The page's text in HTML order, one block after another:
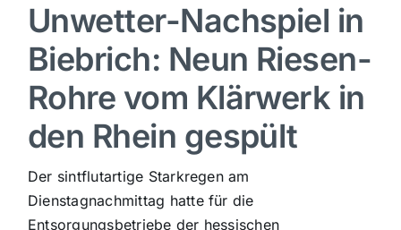
Politik
Wirtschaft
Sport
Kultur
Unwetter-Nachspiel in
Biebrich: Neun Riesen-
Rohre vom Klärwerk in
den Rhein gespült
Der sintflutartige Starkregen am
Dienstagnachmittag hatte für die
Entsorgungsbetriebe der hessischen